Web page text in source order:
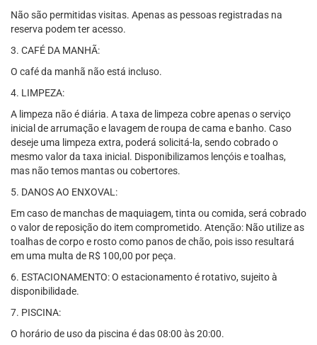
Não são permitidas visitas. Apenas as pessoas registradas na
reserva podem ter acesso.
3. CAFÉ DA MANHÃ:
O café da manhã não está incluso.
4. LIMPEZA:
A limpeza não é diária. A taxa de limpeza cobre apenas o serviço
inicial de arrumação e lavagem de roupa de cama e banho. Caso
deseje uma limpeza extra, poderá solicitá-la, sendo cobrado o
mesmo valor da taxa inicial. Disponibilizamos lençóis e toalhas,
mas não temos mantas ou cobertores.
5. DANOS AO ENXOVAL:
Em caso de manchas de maquiagem, tinta ou comida, será cobrado
o valor de reposição do item comprometido. Atenção: Não utilize as
toalhas de corpo e rosto como panos de chão, pois isso resultará
em uma multa de R$ 100,00 por peça.
6. ESTACIONAMENTO: O estacionamento é rotativo, sujeito à
disponibilidade.
7. PISCINA:
O horário de uso da piscina é das 08:00 às 20:00.